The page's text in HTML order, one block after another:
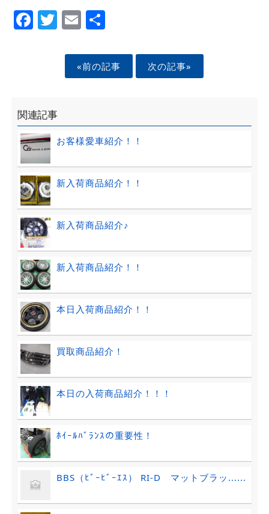
Facebook
Twitter
EmailShare
«前の記事 次の記事»
関連記事
お客様愛車紹介！！
新入荷商品紹介！！
新入荷商品紹介♪
新入荷商品紹介！！
本日入荷商品紹介！！
買取商品紹介！
本日の入荷商品紹介！！！
ﾎｲｰﾙﾊﾞﾗﾝｽの重要性！
BBS（ﾋﾞｰﾋﾞｰｴｽ） RI-D マットブラッ......